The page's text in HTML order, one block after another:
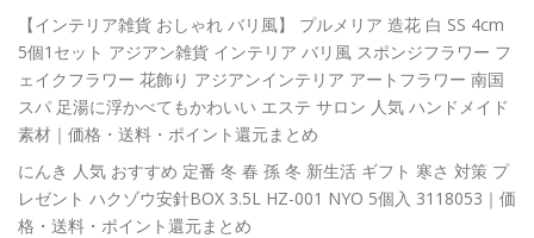
【インテリア雑貨 おしゃれ バリ風】 プルメリア 造花 白 SS 4cm
5個1セット アジアン雑貨 インテリア バリ風 スポンジフラワー フ
ェイクフラワー 花飾り アジアンインテリア アートフラワー 南国
スパ 足湯に浮かべてもかわいい エステ サロン 人気 ハンドメイド
素材｜価格・送料・ポイント還元まとめ
にんき 人気 おすすめ 定番 冬 春 孫 冬 新生活 ギフト 寒さ 対策 プ
レゼント ハクゾウ安針BOX 3.5L HZ-001 NYO 5個入 3118053｜価
格・送料・ポイント還元まとめ